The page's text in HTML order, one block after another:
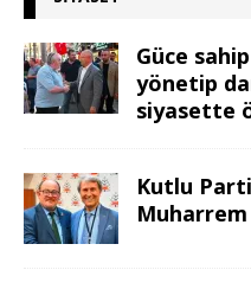
Güce
yönetip
siyasette
Kutlu Parti